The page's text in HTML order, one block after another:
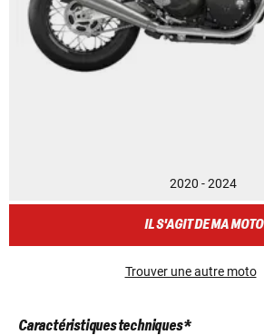
2020 - 2024
IL S'AGIT DE MA MOTO
Trouver une autre moto
Caractéristiques techniques *